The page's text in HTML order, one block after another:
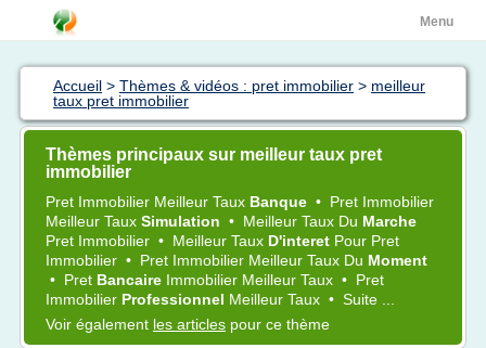
Menu
Accueil > Thèmes & vidéos : pret immobilier > meilleur
taux pret immobilier
Thèmes principaux sur meilleur taux pret
immobilier
Pret Immobilier Meilleur Taux Banque • Pret Immobilier
Meilleur Taux Simulation • Meilleur Taux Du Marche
Pret Immobilier • Meilleur Taux D'interet Pour Pret
Immobilier • Pret Immobilier Meilleur Taux Du Moment
• Pret Bancaire Immobilier Meilleur Taux • Pret
Immobilier Professionnel Meilleur Taux • Suite ...
Voir également les articles pour ce thème